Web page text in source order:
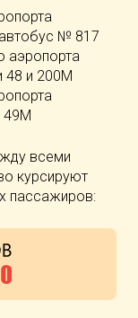
№ 817
аэропорта
48 и 200М
49М
всеми
курсируют
пассажиров: